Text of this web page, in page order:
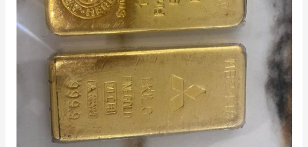
Kena tahu dan pertimbangkan faktor-faktor lain selain
dari harga emas sahaja